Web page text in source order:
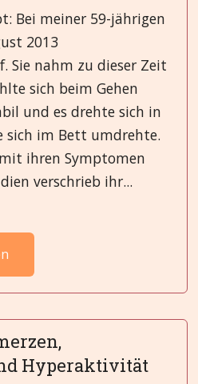
Bei meiner 59-jährigen
2013
Sie nahm zu dieser Zeit
sich beim Gehen
und es drehte sich in
sich im Bett umdrehte.
ihren Symptomen
verschrieb ihr...
Hyperaktivität